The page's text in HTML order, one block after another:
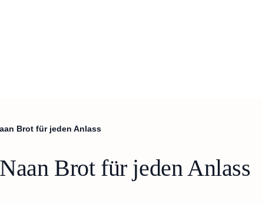
Brot für jeden Anlass
Brot für jeden Anlass